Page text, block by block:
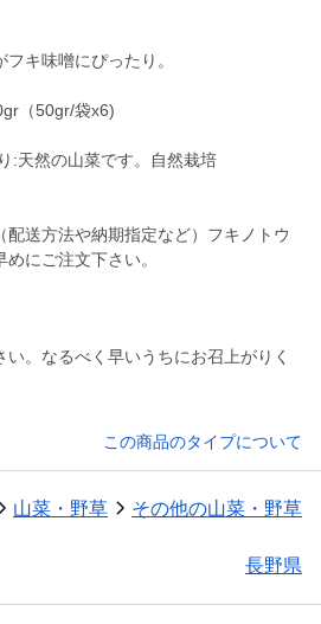
キ味噌にぴったり。
（50gr/袋x6)
:天然の山菜です。自然栽培
送方法や納期指定など）フキノトウ
にご注文下さい。
。なるべく早いうちにお召上がりく
この商品のタイプについて
山菜・野草 その他の山菜・野草
長野県